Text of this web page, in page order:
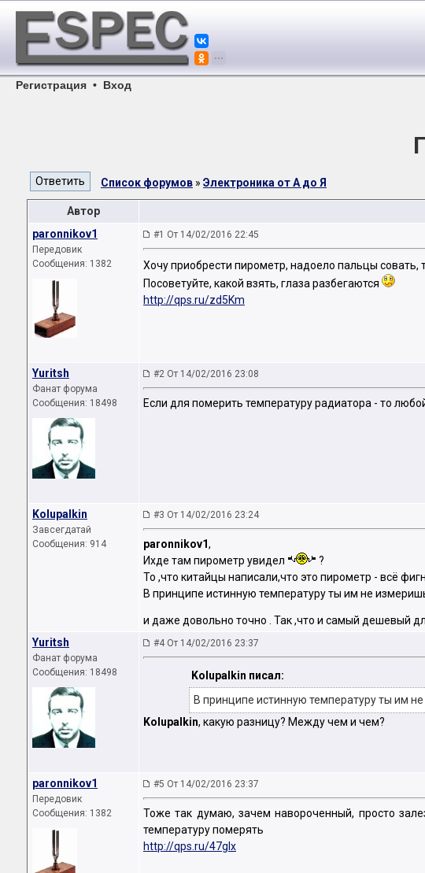
Регистрация • Вход
Список форумов » Электроника от А до Я
Автор
paronnikov1
Передовик
Сообщения: 1382
#1 От 14/02/2016 22:45
Хочу приобрести пирометр, надоело пальцы совать,
Посоветуйте, какой взять, глаза разбегаются
http://qps.ru/zd5Km
Yuritsh
Фанат форума
Сообщения: 18498
#2 От 14/02/2016 23:08
Если для померить температуру радиатора - то
Kolupalkin
Завсегдатай
Сообщения: 914
#3 От 14/02/2016 23:24
paronnikov1,
Ихде там пирометр увидел
?
То ,что китайцы написали,что это пирометр - всё
В принципе истинную температуру ты им не
и даже довольно точно . Так ,что и самый дешевый
Yuritsh
Фанат форума
Сообщения: 18498
#4 От 14/02/2016 23:37
Kolupalkin писал:
В принципе истинную температуру ты им
Kolupalkin, какую разницу? Между чем и чем?
paronnikov1
Передовик
Сообщения: 1382
#5 От 14/02/2016 23:37
Тоже так думаю, зачем навороченный, просто
температуру померять
http://qps.ru/47glx